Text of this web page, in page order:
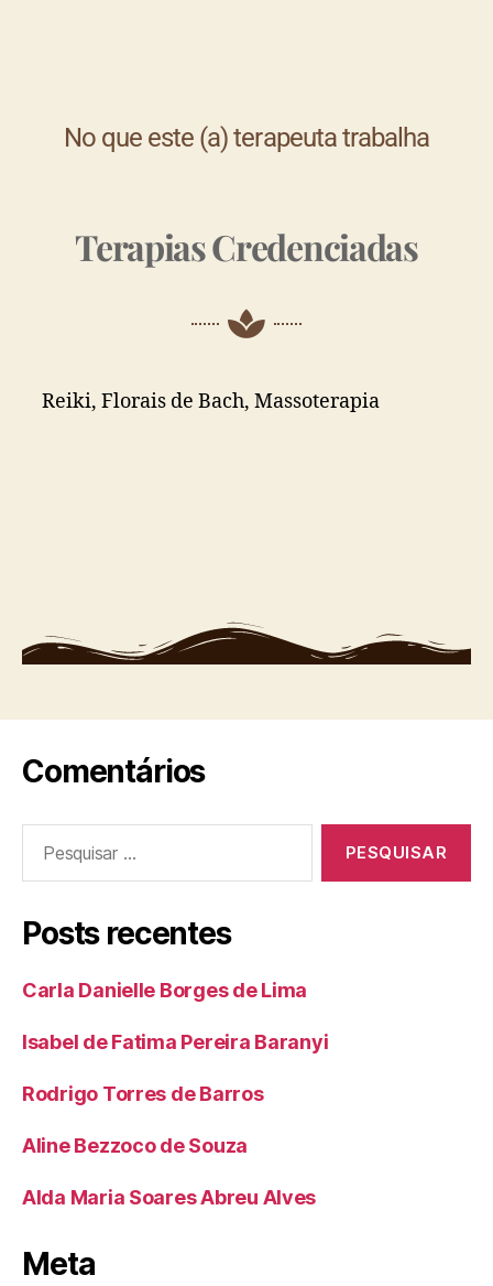
No que este (a) terapeuta trabalha
Terapias Credenciadas
Reiki, Florais de Bach, Massoterapia
Comentários
Posts recentes
Carla Danielle Borges de Lima
Isabel de Fatima Pereira Baranyi
Rodrigo Torres de Barros
Aline Bezzoco de Souza
Alda Maria Soares Abreu Alves
Meta